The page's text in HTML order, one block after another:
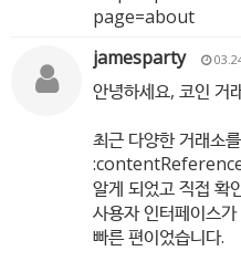
page=about
jamesparty
안녕하세요, 코인 거
최근 다양한 거래소
알게 되었고 직접 확
사용자 인터페이스
빠른 편이었습니다.